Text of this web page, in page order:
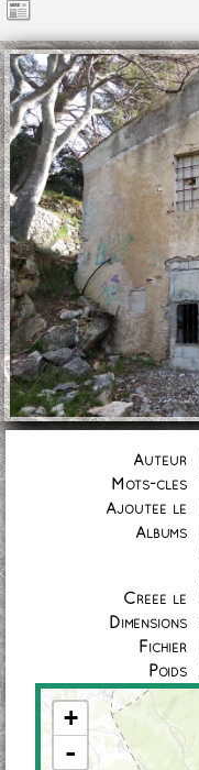
Auteur
Mots-clés
Ajoutée le
Albums
Créée le
Dimensions
Fichier
Poids
+
-